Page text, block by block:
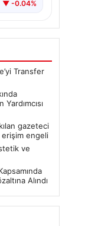
▼ -0.04%
Transfer
gazeteci
erişim engeli
ve
Alındı